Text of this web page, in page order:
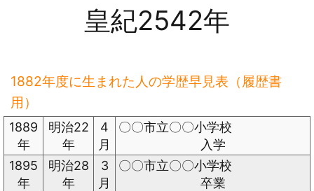
皇紀2542年
1882年度に生まれた人の学歴早見表（履歴書
用）
1889
年
明治22
年
4
月
〇〇市立〇〇小学校
入学
1895
年
明治28
年
3
月
〇〇市立〇〇小学校
卒業